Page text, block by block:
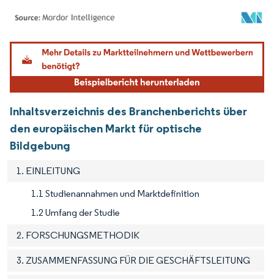
Bild © Mordor Intelligence. Wiederverwendung erfordert Namensnennung gemäß
Inhaltsverzeichnis des Branchenberichts über
den europäischen Markt für optische
Bildgebung
1. EINLEITUNG
1.1 Studienannahmen und Marktdefinition
1.2 Umfang der Studie
2. FORSCHUNGSMETHODIK
3. ZUSAMMENFASSUNG FÜR DIE GESCHÄFTSLEITUNG